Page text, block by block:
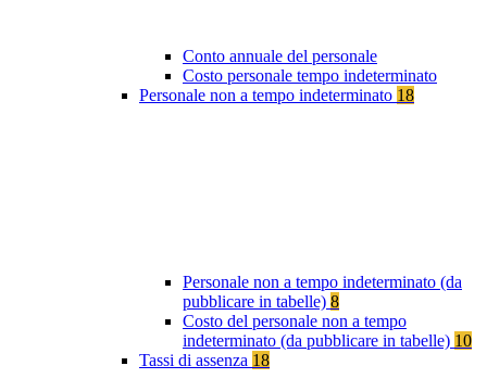
Conto annuale del personale
Costo personale tempo indeterminato
Personale non a tempo indeterminato 18
Personale non a tempo indeterminato (da
pubblicare in tabelle) 8
Costo del personale non a tempo
indeterminato (da pubblicare in tabelle) 10
Tassi di assenza 18